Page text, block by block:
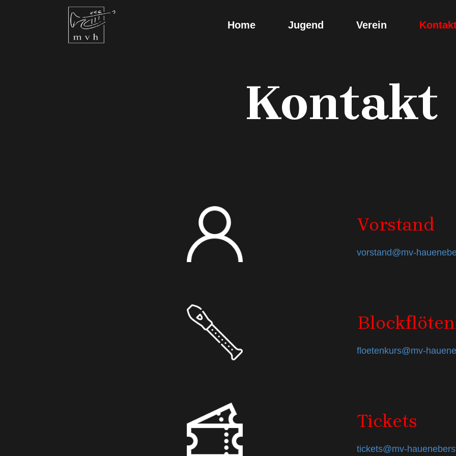
Home Jugend Verein
Kontakt
Vorstand
vorstand@mv-
floetenkurs@mv-
Tickets
tickets@mv-